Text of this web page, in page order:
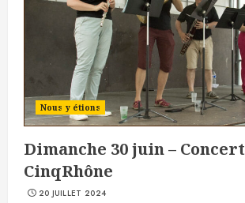
Nous y étions
Dimanche 30 juin – Concert
CinqRhône
20 JUILLET 2024